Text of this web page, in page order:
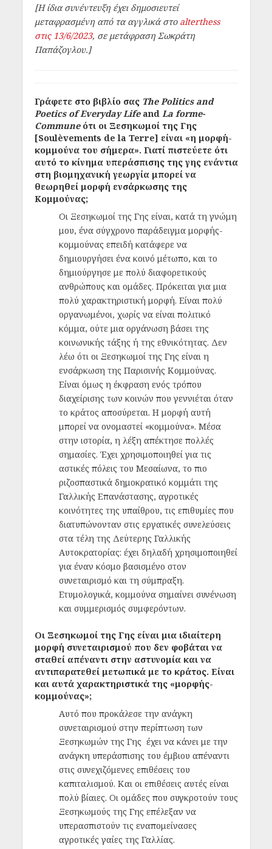
[Η ίδια συνέντευξη έχει δημοσιευτεί
μεταφρασμένη από τα αγγλικά στο alterthess
στις 13/6/2023, σε μετάφραση Σωκράτη
Παπάζογλου.]
Γράφετε στο βιβλίο σας The Politics and
Poetics of Everyday Lifeand La forme-
Commune ότι οι Ξεσηκωμοί της Γης
[Soulèvements de la Terre] είναι «η μορφή-
κομμούνα του σήμερα». Γιατί πιστεύετε ότι
αυτό το κίνημα υπεράσπισης της γης ενάντια
στη βιομηχανική γεωργία μπορεί να
θεωρηθεί μορφή ενσάρκωσης της
Κομμούνας;
Οι Ξεσηκωμοί της Γης είναι, κατά τη γνώμη
μου, ένα σύγχρονο παράδειγμα μορφής-
κομμούνας επειδή κατάφερε να
δημιουργήσει ένα κοινό μέτωπο, και το
δημιούργησε με πολύ διαφορετικούς
ανθρώπους και ομάδες. Πρόκειται για μια
πολύ χαρακτηριστική μορφή. Είναι πολύ
οργανωμένοι, χωρίς να είναι πολιτικό
κόμμα, ούτε μια οργάνωση βάσει της
κοινωνικής τάξης ή της εθνικότητας. Δεν
λέω ότι οι Ξεσηκωμοί της Γης είναι η
ενσάρκωση της Παρισινής Κομμούνας.
Είναι όμως η έκφραση ενός τρόπου
διαχείρισης των κοινών που γεννιέται όταν
το κράτος αποσύρεται. Η μορφή αυτή
μπορεί να ονομαστεί «κομμούνα». Μέσα
στην ιστορία, η λέξη απέκτησε πολλές
σημασίες. Έχει χρησιμοποιηθεί για τις
αστικές πόλεις του Μεσαίωνα, το πιο
ριζοσπαστικά δημοκρατικό κομμάτι της
Γαλλικής Επανάστασης, αγροτικές
κοινότητες της υπαίθρου, τις επιθυμίες που
διατυπώνονταν στις εργατικές συνελεύσεις
στα τέλη της Δεύτερης Γαλλικής
Αυτοκρατορίας: έχει δηλαδή χρησιμοποιηθεί
για έναν κόσμο βασισμένο στον
συνεταιρισμό και τη σύμπραξη.
Ετυμολογικά, κομμούνα σημαίνει συνένωση
και συμμερισμός συμφερόντων.
Οι Ξεσηκωμοί της Γης είναι μια ιδιαίτερη
μορφή συνεταιρισμού που δεν φοβάται να
σταθεί απέναντι στην αστυνομία και να
αντιπαρατεθεί μετωπικά με το κράτος. Είναι
και αυτά χαρακτηριστικά της «μορφής-
κομμούνας»;
Αυτό που προκάλεσε την ανάγκη
συνεταιρισμού στην περίπτωση των
Ξεσηκωμών της Γης έχει να κάνει με την
ανάγκη υπεράσπισης του έμβιου απέναντι
στις συνεχιζόμενες επιθέσεις του
καπιταλισμού. Και οι επιθέσεις αυτές είναι
πολύ βίαιες. Οι ομάδες που συγκροτούν τους
Ξεσηκωμούς της Γης επέλεξαν να
υπερασπιστούν τις εναπομείνασες
αγροτικές γαίες της Γαλλίας.